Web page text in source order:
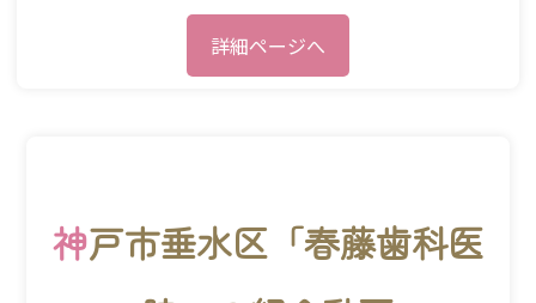
詳細ページへ
神戸市垂水区「春藤歯科医